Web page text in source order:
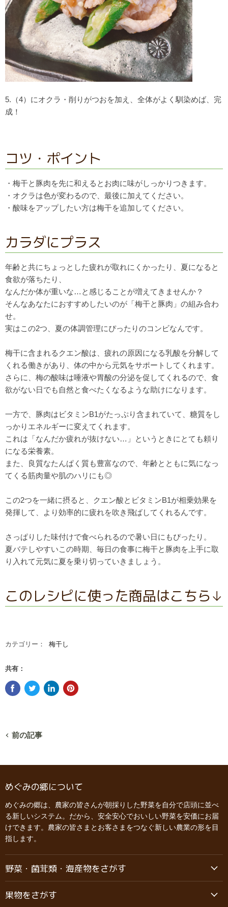
5.（4）にオクラ・削りがつおを加え、 全体がよく馴染めば、完
成！
コツ・ポイント
・梅干と豚肉を先に和えるとお肉に味がしっかりつきます。
・オクラは色が変わるので、最後に加えてください。
・酸味をアップしたい方は梅干を追加してください。
カラダにプラス
年齢と共にちょっとした疲れが取れにくかったり、 夏になると
食欲が落ちたり、
なんだか体が重いな… と感じることが増えてきませんか？
そんなあなたにおすすめしたいのが「梅干と豚肉」 の組み合わ
せ。
実はこの2つ、夏の体調管理にぴったりのコンビなんです。
梅干に含まれるクエン酸は、 疲れの原因になる乳酸を分解して
くれる働きがあり、 体の中から元気をサポートしてくれます。
さらに、 梅の酸味は唾液や胃酸の分泌を促してくれるので、 食
欲がない日でも自然と食べたくなるような助けになります。
一方で、豚肉はビタミンB1がたっぷり含まれていて、 糖質をし
っかりエネルギーに変えてくれます。
これは「なんだか疲れが抜けない…」
というときにとても頼り
になる栄養素。
また、良質なたんぱく質も豊富なので、 年齢とともに気になっ
てくる筋肉量や肌のハリにも◎
この2つを一緒に摂ると、
クエン酸とビタミンB1が相乗効果を
発揮して、
より効率的に疲れを吹き飛ばしてくれるんです。
さっぱりした味付けで食べられるので暑い日にもぴったり。
夏バテしやすいこの時期、 毎日の食事に梅干と豚肉を上手に取
り入れて元気に夏を乗り切っていきましょう。
このレシピに使った商品はこちら↓
カテゴリー： 梅干し
共有：
前の記事
めぐみの郷について
めぐみの郷は、農家の皆さんが朝採りした野菜を自分で店頭に並べ
る新しいシステム。だから、安全安心でおいしい野菜を安価にお届
けできます。農家の皆さまとお客さまをつなぐ新しい農業の形を目
指します。
野菜・菌茸類・海産物をさがす
果物をさがす